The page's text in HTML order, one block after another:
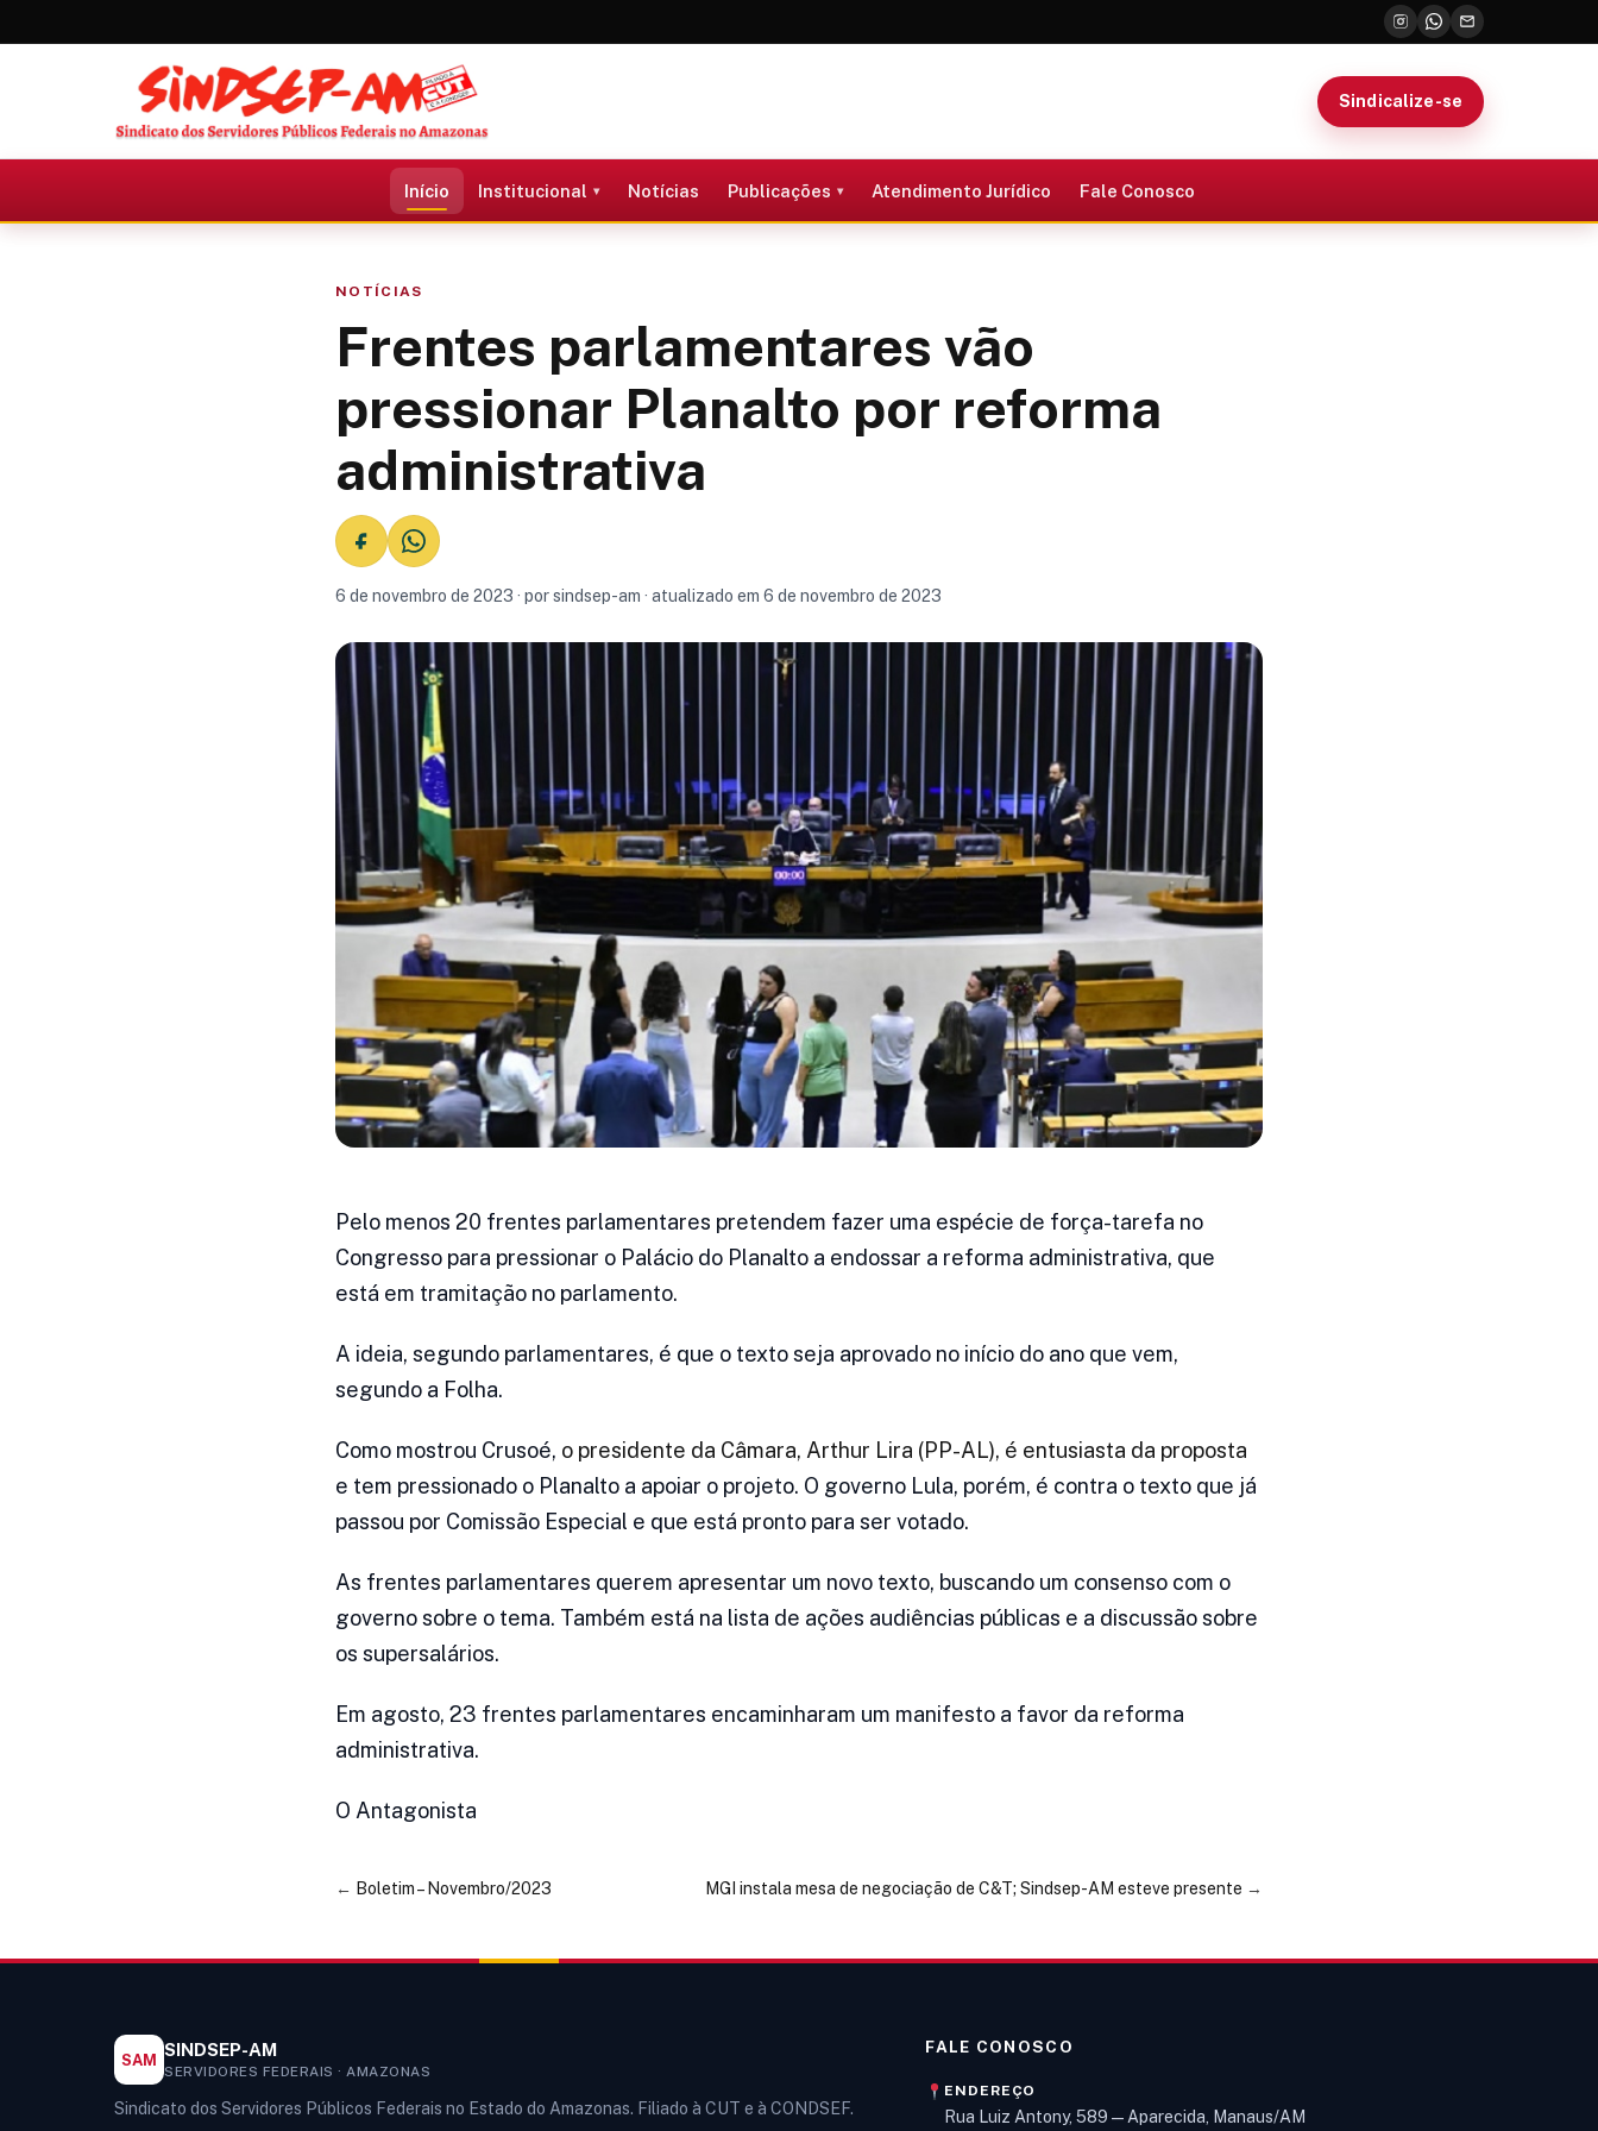
Sindicalize-se
Início Institucional Notícias Publicações Atendimento Jurídico Fale Conosco
NOTÍCIAS
Frentes parlamentares vão
pressionar Planalto por reforma
administrativa
6 de novembro de 2023 · por sindsep-am · atualizado em 6 de novembro de 2023
Pelo menos 20 frentes parlamentares pretendem fazer uma espécie de força-tarefa no
Congresso para pressionar o Palácio do Planalto a endossar a reforma administrativa, que
está em tramitação no parlamento.
A ideia, segundo parlamentares, é que o texto seja aprovado no início do ano que vem,
segundo a Folha.
Como mostrou Crusoé, o presidente da Câmara, Arthur Lira (PP-AL), é entusiasta da proposta
e tem pressionado o Planalto a apoiar o projeto. O governo Lula, porém, é contra o texto que já
passou por Comissão Especial e que está pronto para ser votado.
As frentes parlamentares querem apresentar um novo texto, buscando um consenso com o
governo sobre o tema. Também está na lista de ações audiências públicas e a discussão sobre
os supersalários.
Em agosto, 23 frentes parlamentares encaminharam um manifesto a favor da reforma
administrativa.
O Antagonista
← Boletim – Novembro/2023 MGI instala mesa de negociação de C&T; Sindsep-AM esteve presente →
SAM SINDSEP-AM
SERVIDORES FEDERAIS · AMAZONAS
Sindicato dos Servidores Públicos Federais no Estado do Amazonas. Filiado à CUT e à CONDSEF.
FALE CONOSCO
ENDEREÇO
Rua Luiz Antony, 589 — Aparecida, Manaus/AM